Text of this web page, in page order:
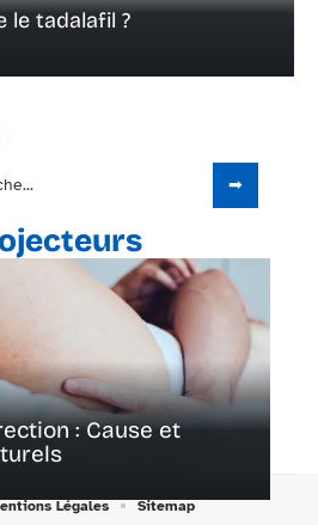
le tadalafil ?
: Cause et
Légales Sitemap